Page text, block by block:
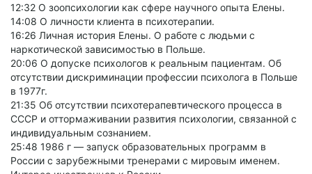
12:32 О зоопсихологии как сфере научного опыта Елены.
14:08 О личности клиента в психотерапии.
16:26 Личная история Елены. О работе с людьми с
наркотической зависимостью в Польше.
20:06 О допуске психологов к реальным пациентам. Об
отсутствии дискриминации профессии психолога в Польше
в 1977г.
21:35 Об отсутствии психотерапевтического процесса в
СССР и оттормаживании развития психологии, связанной с
индивидуальным сознанием.
25:48 1986 г — запуск образовательных программ в
России с зарубежными тренерами с мировым именем.